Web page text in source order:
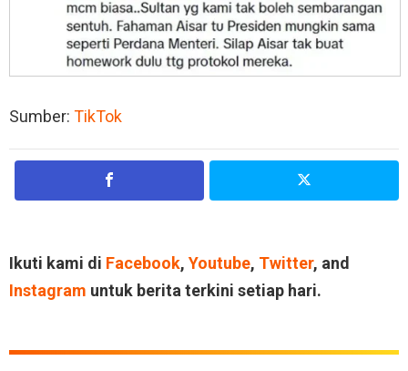
Sumber: TikTok
Ikuti kami di Facebook, Youtube, Twitter, and
Instagram untuk berita terkini setiap hari.